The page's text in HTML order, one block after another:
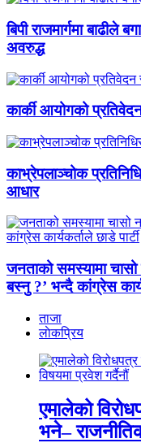
बिपी राजमार्गमा बाढीले
अवरुद्ध
कार्की आयोगको
काभ्रेपलाञ्चोक
आधार
जनताको समस्यामा
बस्नु ?’ भन्दै कांग्रेस
ताजा
लाेकप्रिय
एमालेको
भने–